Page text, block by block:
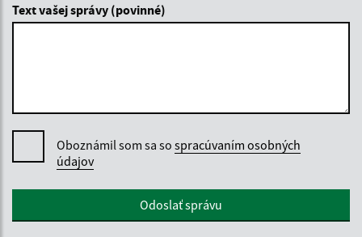
Text vašej správy (povinné)
Oboznámil som sa so spracúvaním osobných
údajov
Google reCaptcha ResponseOdoslať správu